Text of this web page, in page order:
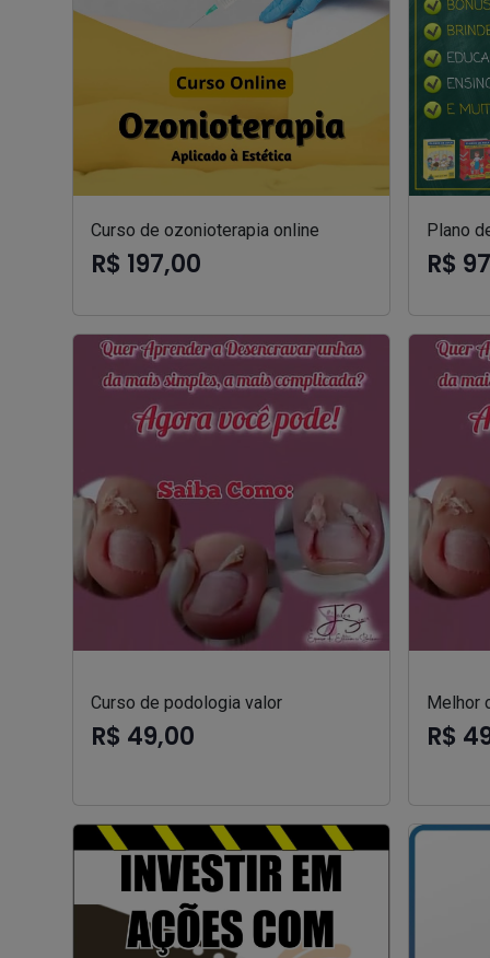
Curso de ozonioterapia online
R$ 197,00
Plano
R$
Curso de podologia valor
R$ 49,00
Melhor
R$